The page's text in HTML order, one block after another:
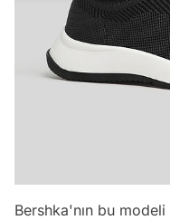
Bershka'nın bu